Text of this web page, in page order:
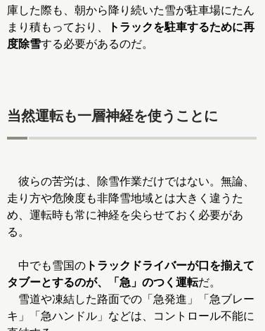
庫した際も、朝から降り続いた雪が駐車場にたん
まり積もっており、
トラックを駐車するために再
度除雪する必要があるのだ。
当然運転も一層神経を使うことに
彼らの苦労は、除雪作業だけではない。無論、
走り方や危険度も非降雪地域とは大きく違うた
め、運転時も常に神経を尖らせておく必要があ
る。
中でも雪国の トラックドライバーが口を揃えて
タブーとするのが、「急」のつく運転だ。
雪道や凍結した路面での「急発進」「急ブレー
キ」「急ハンドル」などは、コントロール不能に